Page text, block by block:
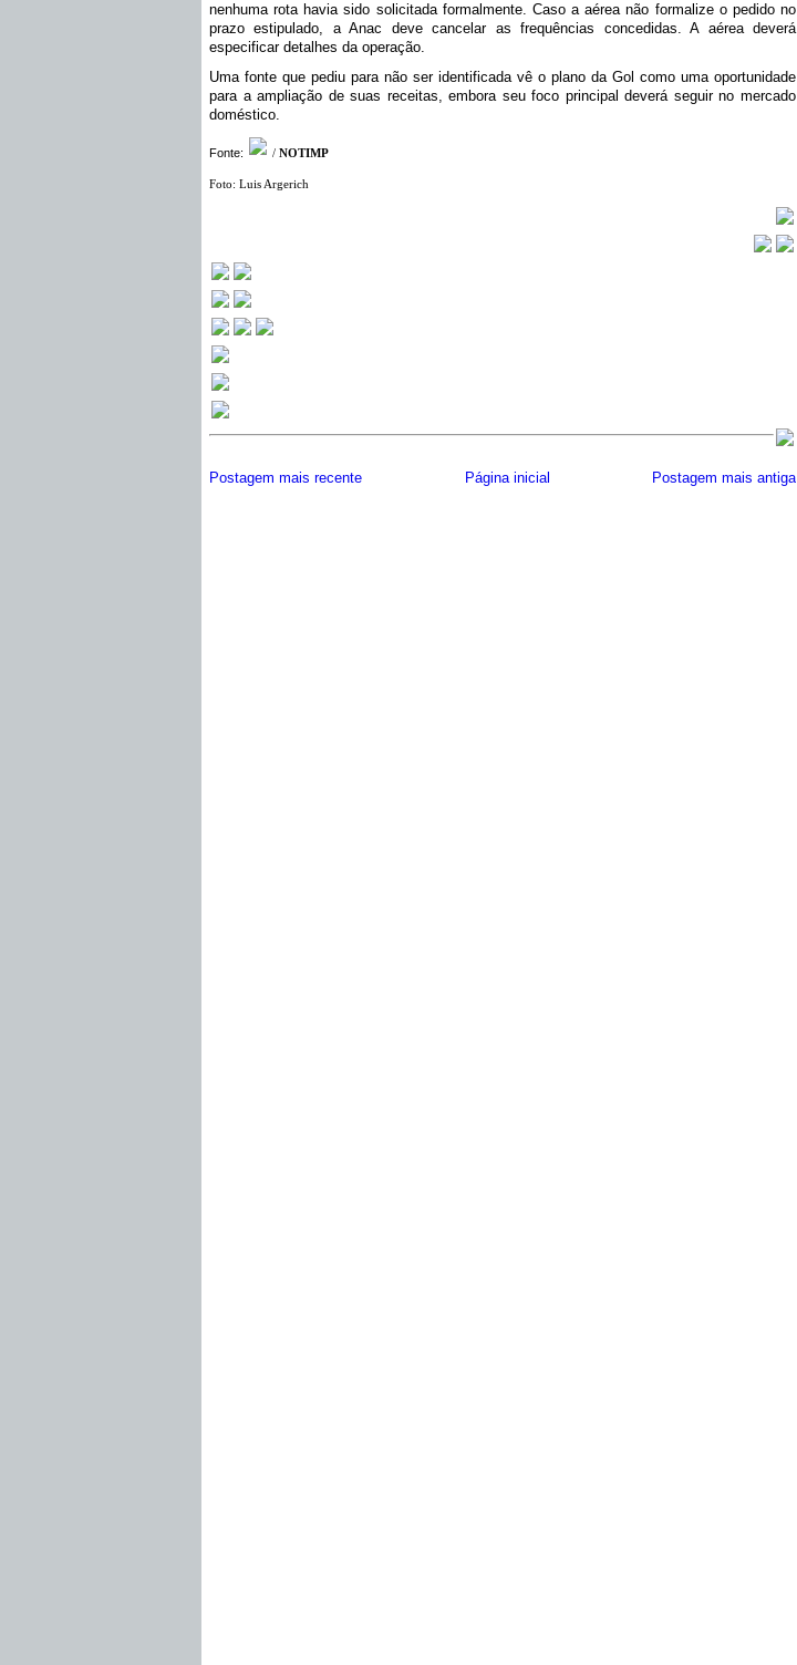
nenhuma rota havia sido solicitada formalmente. Caso a aérea não formalize o pedido no
prazo estipulado, a Anac deve cancelar as frequências concedidas. A aérea deverá
especificar detalhes da operação.
Uma fonte que pediu para não ser identificada vê o plano da Gol como uma oportunidade
para a ampliação de suas receitas, embora seu foco principal deverá seguir no mercado
doméstico.
Fonte: / NOTIMP
Foto: Luis Argerich
Postagem mais recente Postagem mais antiga
Página inicial